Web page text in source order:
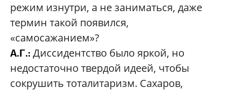
режим изнутри, а не заниматься, даже
термин такой появился,
«самосажанием»?
А.Г.:Диссидентство было яркой, но
недостаточно твердой идеей, чтобы
сокрушить тоталитаризм. Сахаров,